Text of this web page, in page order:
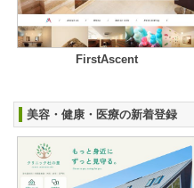
FirstAscent
美容・健康・医療の新着登録